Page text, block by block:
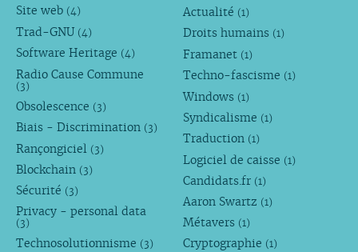
Site web (4)
Trad-GNU (4)
Software Heritage (4)
Radio Cause Commune
(3)
Obsolescence (3)
Biais - Discrimination (3)
Rançongiciel (3)
Blockchain (3)
Sécurité (3)
Privacy - personal data
(3)
Technosolutionnisme (3)
Actualité (1)
Droits humains (1)
Framanet (1)
Techno-fascisme (1)
Windows (1)
Syndicalisme (1)
Traduction (1)
Logiciel de caisse (1)
Candidats.fr (1)
Aaron Swartz (1)
Métavers (1)
Cryptographie (1)